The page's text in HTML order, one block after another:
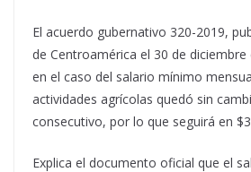
El acuerdo gubernativo 320-2019,
de Centroamérica el 30 de diciembre
en el caso del salario mínimo
actividades agrícolas quedó sin
consecutivo, por lo que seguirá en
Explica el documento oficial que el